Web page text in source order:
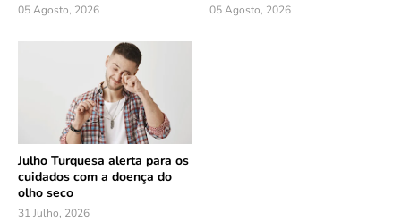
05 Agosto, 2026 05 Agosto, 2026
Julho Turquesa alerta para os
cuidados com a doença do
olho seco
31 Julho, 2026